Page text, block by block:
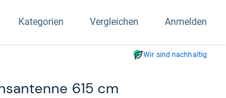
Kategorien Vergleichen Anmelden
Wir sind nachhaltig
615 cm